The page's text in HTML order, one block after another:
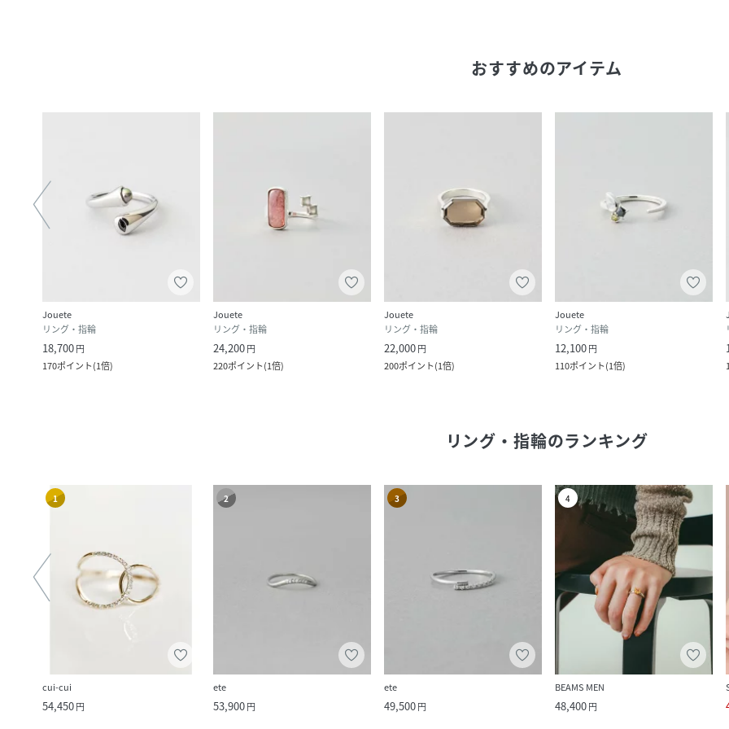
おすすめのアイテム
Jouete
リング・指輪
18,700円
170ポイント(1倍)
Jouete
リング・指輪
24,200円
220ポイント(1倍)
Jouete
リング・指輪
22,000円
200ポイント(1倍)
Jouete
リング・指輪
12,100円
110ポイント(1倍)
リング・指輪のランキング
1
cui-cui
54,450円
2
ete
53,900円
3
ete
49,500円
4
BEAMS MEN
48,400円